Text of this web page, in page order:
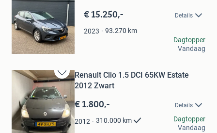
Mijn
Favorieten
€ 15.250,- Details
2023 93.270 km
Primoto
Alkmaar
Dagtopper
Vandaag
Bewaren
in
Mijn
Favorieten
Renault Clio 1.5 DCI 65KW Estate
2012 Zwart
€ 1.800,- Details
2012 310.000 km
toufik-boumesref
Amsterdam
Dagtopper
Vandaag